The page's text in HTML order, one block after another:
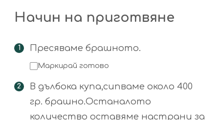
Начин на приготвяне
Пресяваме брашното.
Маркирай готово
В дълбока купа,сипваме около 400
гр. брашно.Останалото
количество оставяме настрани за